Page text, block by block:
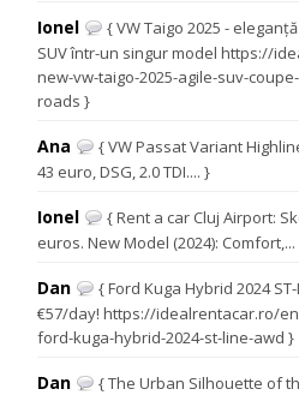
Ionel
{ VW Taigo 2025 -
SUV într-un singur model https://
new-vw-taigo-2025-agile-suv-
roads }
Ana
{ VW Passat Variant
43 euro, DSG, 2.0 TDI.... }
Ionel
{ Rent a car Cluj Airport:
euros. New Model (2024): Comfort,...
Dan
{ Ford Kuga Hybrid 2024
€57/day! https://idealrentacar.ro/
ford-kuga-hybrid-2024-st-line-awd }
Dan
{ The Urban Silhouette of